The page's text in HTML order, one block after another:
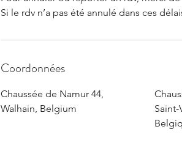
Si le rdv n’a pas été annulé dans ces
Coordonnées
Chaussée de Namur 44,
Walhain, Belgium